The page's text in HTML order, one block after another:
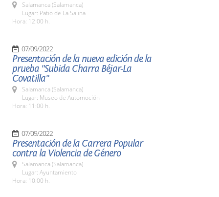
Salamanca (Salamanca)
Lugar: Patio de La Salina
Hora: 12:00 h.
07/09/2022
Presentación de la nueva edición de la
prueba "Subida Charra Béjar-La
Covatilla"
Salamanca (Salamanca)
Lugar: Museo de Automoción
Hora: 11:00 h.
07/09/2022
Presentación de la Carrera Popular
contra la Violencia de Género
Salamanca (Salamanca)
Lugar: Ayuntamiento
Hora: 10:00 h.